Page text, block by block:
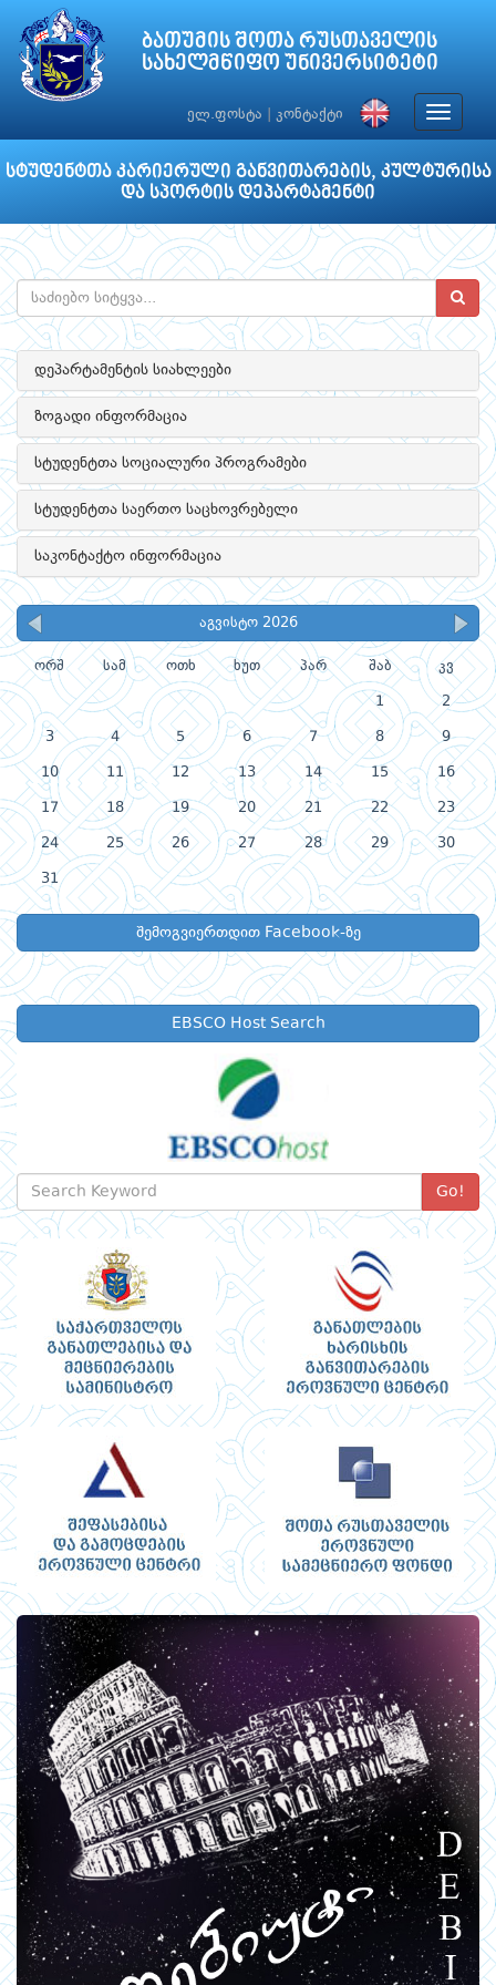
ბათუმის შოთა რუსთაველის
სახელმწიფო უნივერსიტეტი
ელ.ფოსტა კონტაქტი
Toggle
სტუდენტთა კარიერული განვითარების, კულტურისა
და სპორტის დეპარტამენტი
დეპარტამენტის სიახლეები
ზოგადი ინფორმაცია
სტუდენტთა სოციალური პროგრამები
სტუდენტთა საერთო საცხოვრებელი
საკონტაქტო ინფორმაცია
აგვისტო 2026
ორშ სამ ოთხ ხუთ პარ შაბ კვ
1 2
3 4 5 6 7 8 9
10 11 12 13 14 15 16
17 18 19 20 21 22 23
24 25 26 27 28 29 30
31
შემოგვიერთდით Facebook-ზე
EBSCO Host Search
Go!